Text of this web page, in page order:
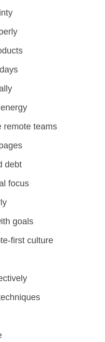
remote teams
debt
focus
goals
first culture